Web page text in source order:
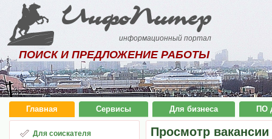
ИнфоПитер
информационный портал
ПОИСК И ПРЕДЛОЖЕНИЕ РАБОТЫ
Главная Сервисы Для бизнеса ПО
Для соискателя Просмотр вакансии